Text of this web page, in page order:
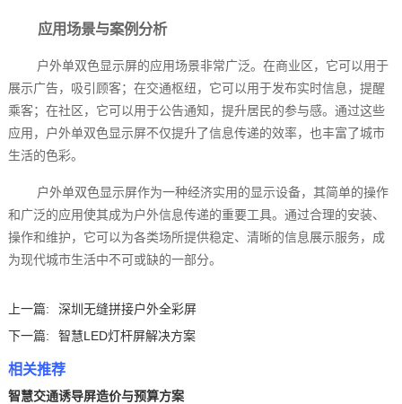
应用场景与案例分析
户外单双色显示屏的应用场景非常广泛。在商业区，它可以用于
展示广告，吸引顾客；在交通枢纽，它可以用于发布实时信息，提醒
乘客；在社区，它可以用于公告通知，提升居民的参与感。通过这些
应用，户外单双色显示屏不仅提升了信息传递的效率，也丰富了城市
生活的色彩。
户外单双色显示屏作为一种经济实用的显示设备，其简单的操作
和广泛的应用使其成为户外信息传递的重要工具。通过合理的安装、
操作和维护，它可以为各类场所提供稳定、清晰的信息展示服务，成
为现代城市生活中不可或缺的一部分。
上一篇:
深圳无缝拼接户外全彩屏
下一篇:
智慧LED灯杆屏解决方案
相关推荐
智慧交通诱导屏造价与预算方案